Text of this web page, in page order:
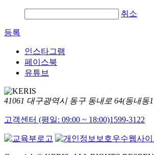
취소
등록
인스타그램
페이스북
유튜브
41061 대구광역시 동구 동내로 64(동내동
고객센터 (평일: 09:00 ~ 18:00)1599-3122